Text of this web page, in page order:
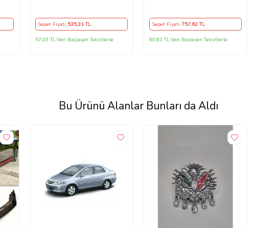
Sepet Fiyatı 535,31 TL
57,09 TL'den Başlayan Taksitlerle
Sepet Fiyatı 757,62 TL
80,81 TL'den Başlayan Taksitlerle
Bu Ürünü Alanlar Bunları da Aldı